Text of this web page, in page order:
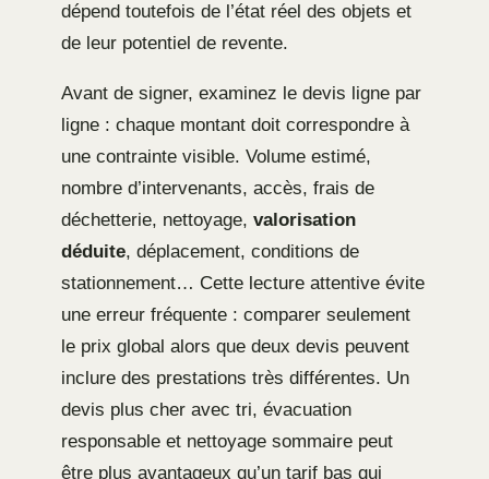
dépend toutefois de l’état réel des objets et
de leur potentiel de revente.
Avant de signer, examinez le devis ligne par
ligne : chaque montant doit correspondre à
une contrainte visible. Volume estimé,
nombre d’intervenants, accès, frais de
déchetterie, nettoyage, valorisation
déduite, déplacement, conditions de
stationnement… Cette lecture attentive évite
une erreur fréquente : comparer seulement
le prix global alors que deux devis peuvent
inclure des prestations très différentes. Un
devis plus cher avec tri, évacuation
responsable et nettoyage sommaire peut
être plus avantageux qu’un tarif bas qui